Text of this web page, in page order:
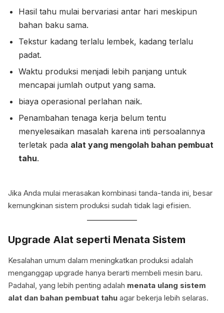
Hasil tahu mulai bervariasi antar hari meskipun
bahan baku sama.
Tekstur kadang terlalu lembek, kadang terlalu
padat.
Waktu produksi menjadi lebih panjang untuk
mencapai jumlah output yang sama.
biaya operasional perlahan naik.
Penambahan tenaga kerja belum tentu
menyelesaikan masalah karena inti persoalannya
terletak pada alat yang mengolah bahan pembuat
tahu.
Jika Anda mulai merasakan kombinasi tanda-tanda ini, besar
kemungkinan sistem produksi sudah tidak lagi efisien.
Upgrade Alat seperti Menata Sistem
Kesalahan umum dalam meningkatkan produksi adalah
menganggap upgrade hanya berarti membeli mesin baru.
Padahal, yang lebih penting adalah menata ulang sistem
alat dan bahan pembuat tahu agar bekerja lebih selaras.